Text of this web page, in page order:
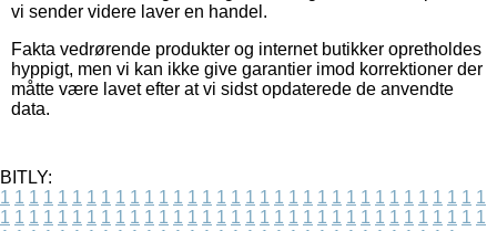
vi sender videre laver en handel.
Fakta vedrørende produkter og internet butikker opretholdes
hyppigt, men vi kan ikke give garantier imod korrektioner der
måtte være lavet efter at vi sidst opdaterede de anvendte
data.
BITLY:
1 1 1 1 1 1 1 1 1 1 1 1 1 1 1 1 1 1 1 1 1 1 1 1 1 1 1 1 1 1 1 1 1 1
1 1 1 1 1 1 1 1 1 1 1 1 1 1 1 1 1 1 1 1 1 1 1 1 1 1 1 1 1 1 1 1 1 1